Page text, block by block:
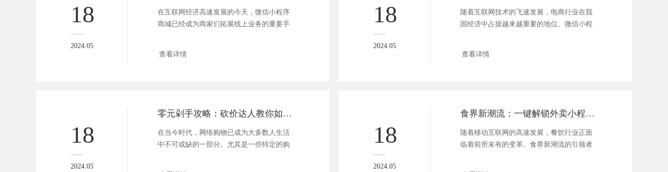
18
2024.05
在互联网经济高速发展的今天，微信小程序
商城已经成为商家们拓展线上业务的重要手
查看详情
18
2024.05
随着互联网技术的飞速发展，电商行业在我
国经济中占据越来越重要的地位。微信小程
查看详情
18
2024.05
零元剁手攻略：砍价达人教你如何免费拿回家！
在当今时代，网络购物已成为大多数人生活
中不可或缺的一部分。尤其是一些特定的购
18
2024.05
食界新潮流：一键解锁外卖小程序的商城秘境
随着移动互联网的高速发展，餐饮行业正面
临着前所未有的变革。食界新潮流的引领者